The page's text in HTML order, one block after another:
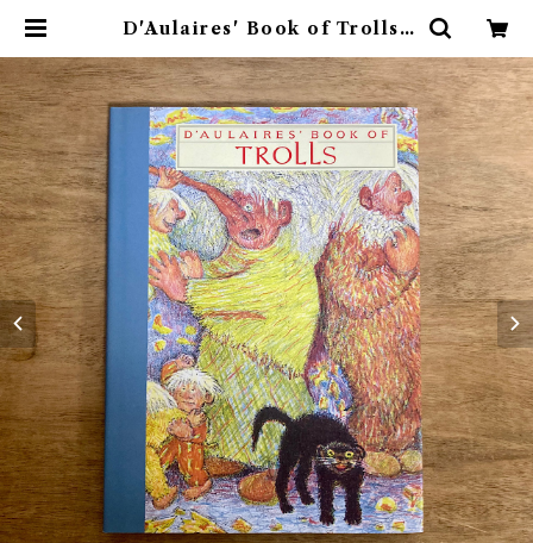
D'Aulaires' Book of Trolls |
Books